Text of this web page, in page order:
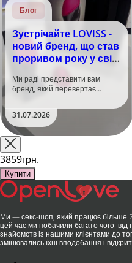
Блог
Зустрічайте LOVISS -
новий бренд, що став
проривом року у світі
Ми раді представити вам
бренд, який перевертає
та вже встиг стати сенсацією
на міжнародній виставці API
Shanghai-2026!​LOVISS - це
поєднання унікальної естетики
та бездога..
31.07.2026
3859грн.
Купити
Ми — секс-шоп, який працює більше
цей час ми побачили багато чого:
знайомств із нашими клієнтами до
змінювались їхні вподобання і